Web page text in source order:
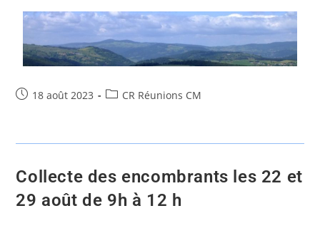
18 août 2023 CR Réunions CM
Collecte des encombrants les 22 et
29 août de 9h à 12 h